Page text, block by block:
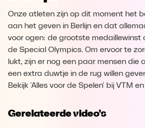
Onze atleten zijn op dit moment het
aan het geven in Berlijn en dat
voor ogen: de grootste medaillewinst
de Special Olympics. Om ervoor te
lukt, zijn er nog een paar mensen die
een extra duwtje in de rug willen
Bekijk 'Alles voor de Spelen' bij VTM
Gerelateerde video's